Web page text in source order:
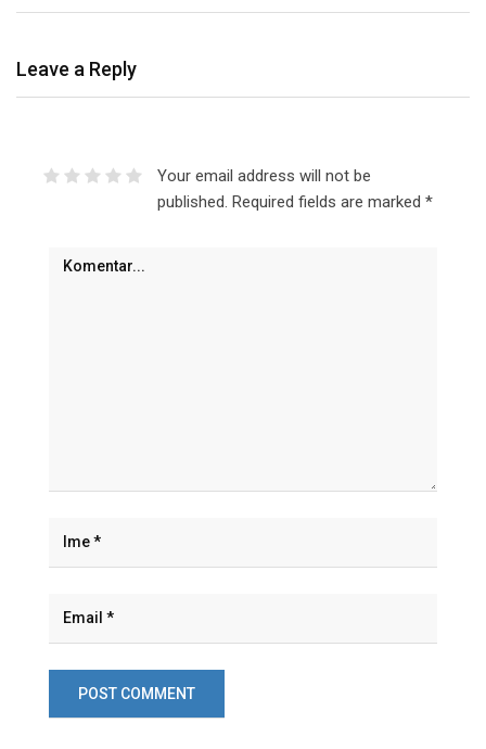
Leave a Reply
Your email address will not be
published. Required fields are marked *